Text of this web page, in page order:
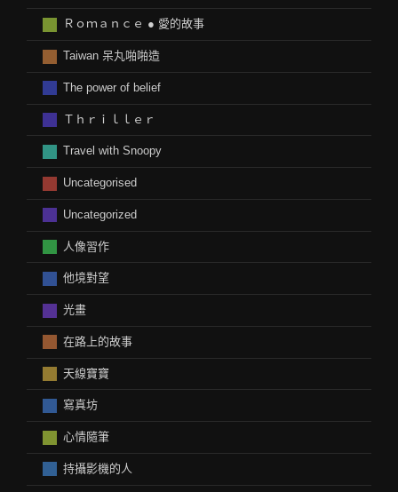
Ｒｏｍａｎｃｅ ● 愛的故事
Taiwan 呆丸啪啪造
The power of belief
Ｔｈｒｉｌｌｅｒ
Travel with Snoopy
Uncategorised
Uncategorized
人像習作
他境對望
光畫
在路上的故事
天線寶寶
寫真坊
心情隨筆
持攝影機的人